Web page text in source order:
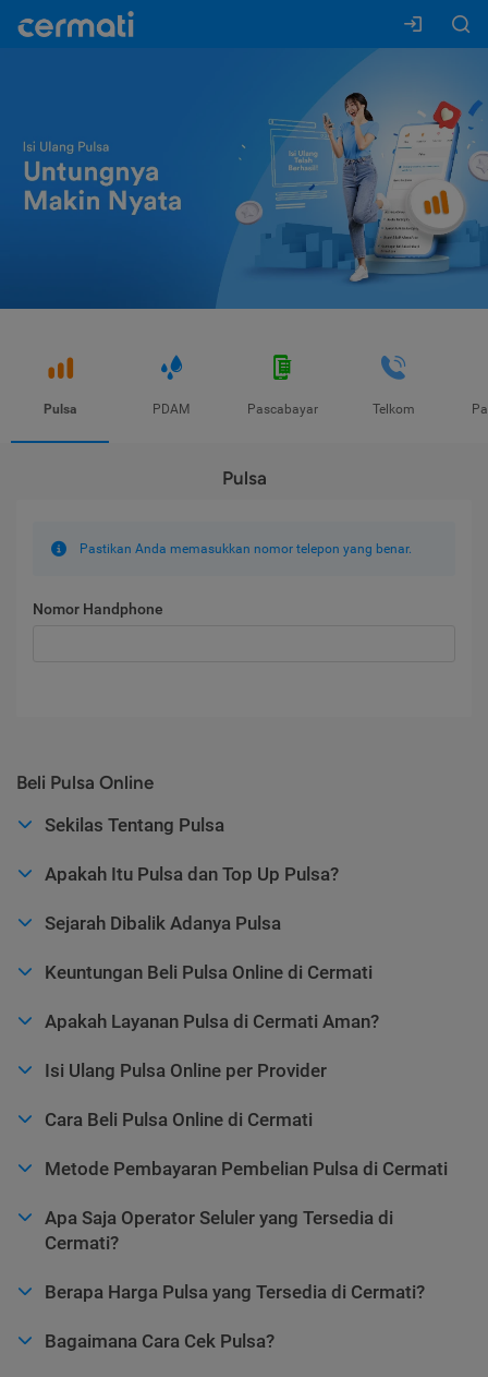
Pulsa PDAM Pascabayar Telkom
Pulsa
Pastikan Anda memasukkan nomor telepon yang benar.
Nomor Handphone
Beli Pulsa Online
Sekilas Tentang Pulsa
Apakah Itu Pulsa dan Top Up Pulsa?
Sejarah Dibalik Adanya Pulsa
Keuntungan Beli Pulsa Online di Cermati
Apakah Layanan Pulsa di Cermati Aman?
Isi Ulang Pulsa Online per Provider
Cara Beli Pulsa Online di Cermati
Metode Pembayaran Pembelian Pulsa di Cermati
Apa Saja Operator Seluler yang Tersedia di
Cermati?
Berapa Harga Pulsa yang Tersedia di Cermati?
Bagaimana Cara Cek Pulsa?